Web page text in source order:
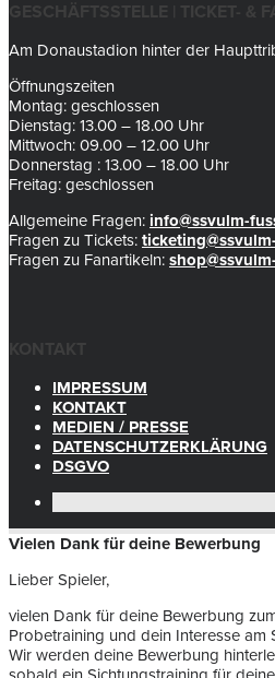
GESCHÄFTSSTELLE | TICKET- &
Am Donaustadion hinter der
Öffnungszeiten
Montag: geschlossen
Dienstag: 13.00 – 18.00 Uhr
Mittwoch: 09.00 – 12.00 Uhr
Donnerstag : 13.00 – 18.00 Uhr
Freitag: geschlossen
Allgemeine Fragen: info@ssvulm-
Fragen zu Tickets:
Fragen zu Fanartikeln:
KONTAKT
IMPRESSUM
KONTAKT
MEDIEN / PRESSE
DATENSCHUTZERKLÄRUNG
DSGVO
Vielen Dank für deine Bewerbung
Lieber Spieler,
vielen Dank für deine Bewerbung
Probetraining und dein Interesse am
Wir werden deine Bewerbung